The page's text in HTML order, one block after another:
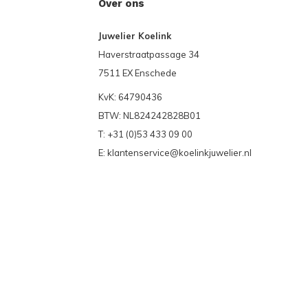
Over ons
Juwelier Koelink
Haverstraatpassage 34
7511 EX Enschede
KvK: 64790436
BTW: NL824242828B01
T: +31 (0)53 433 09 00
E: klantenservice@koelinkjuwelier.nl